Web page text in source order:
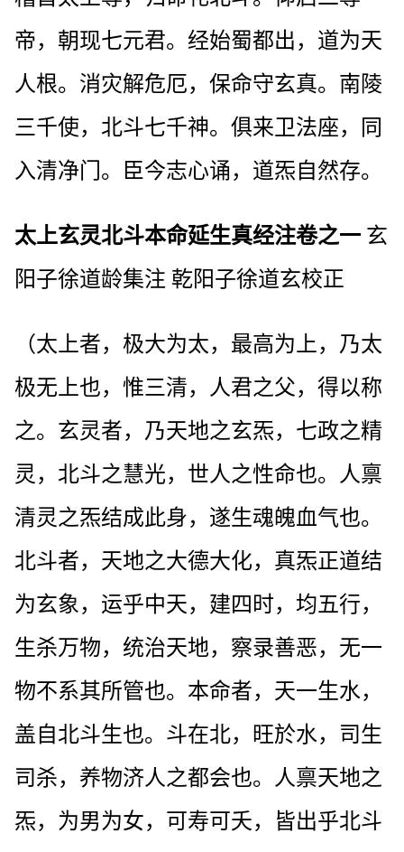
帝，朝现七元君。经始蜀都出，道为天
人根。消灾解危厄，保命守玄真。南陵
三千使，北斗七千神。俱来卫法座，同
入清净门。臣今志心诵，道炁自然存。
太上玄灵北斗本命延生真经注卷之一 玄
阳子徐道龄集注 乾阳子徐道玄校正
（太上者，极大为太，最高为上，乃太
极无上也，惟三清，人君之父，得以称
之。玄灵者，乃天地之玄炁，七政之精
灵，北斗之慧光，世人之性命也。人禀
清灵之炁结成此身，遂生魂魄血气也。
北斗者，天地之大德大化，真炁正道结
为玄象，运乎中天，建四时，均五行，
生杀万物，统治天地，察录善恶，无一
物不系其所管也。本命者，天一生水，
盖自北斗生也。斗在北，旺於水，司生
司杀，养物济人之都会也。人禀天地之
炁，为男为女，可寿可夭，皆出乎北斗